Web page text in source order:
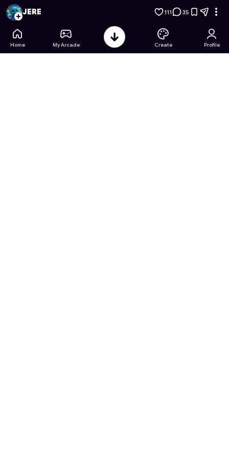
Brawlers en Miniatura: Duelo del Desierto - Free Online
JERE 111 35
Home My Arcade Create Profile